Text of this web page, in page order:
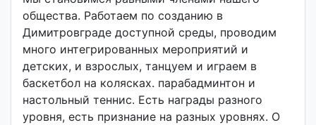
общества. Работаем по созданию в
Димитровграде доступной среды, проводим
много интегрированных мероприятий и
детских, и взрослых, танцуем и играем в
баскетбол на колясках. парабадминтон и
настольный теннис. Есть награды разного
уровня, есть признание на разных уровнях. О